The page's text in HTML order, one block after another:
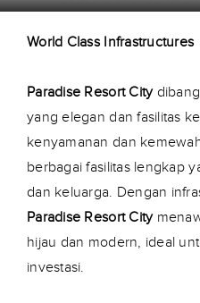
World Class Infrastructures
Paradise Resort City
yang elegan dan fasilitas
kenyamanan dan
berbagai fasilitas lengkap
dan keluarga. Dengan
Paradise Resort City
hijau dan modern, ideal
investasi.